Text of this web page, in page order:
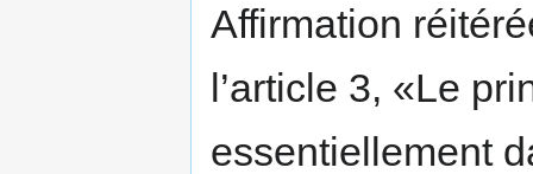
Affirmation
l’article 3, «Le
essentiellement